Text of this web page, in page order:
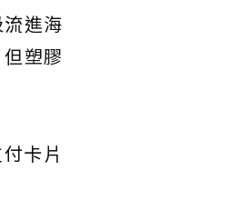
進海
塑膠
卡片